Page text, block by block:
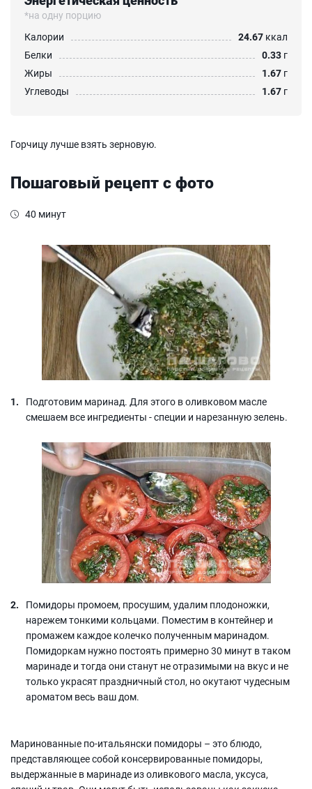
*на одну порцию
Калории
24.67 ккал
Белки
0.33 г
Жиры
1.67 г
Углеводы
1.67 г
Горчицу лучше взять зерновую.
Пошаговый рецепт с фото
40 минут
Подготовим маринад. Для этого в оливковом масле
смешаем все ингредиенты - специи и нарезанную зелень.
Помидоры промоем, просушим, удалим плодоножки,
нарежем тонкими кольцами. Поместим в контейнер и
промажем каждое колечко полученным маринадом.
Помидоркам нужно постоять примерно 30 минут в таком
маринаде и тогда они станут не отразимыми на вкус и не
только украсят праздничный стол, но окутают чудесным
ароматом весь ваш дом.
Маринованные по-итальянски помидоры – это блюдо,
представляющее собой консервированные помидоры,
выдержанные в маринаде из оливкового масла, уксуса,